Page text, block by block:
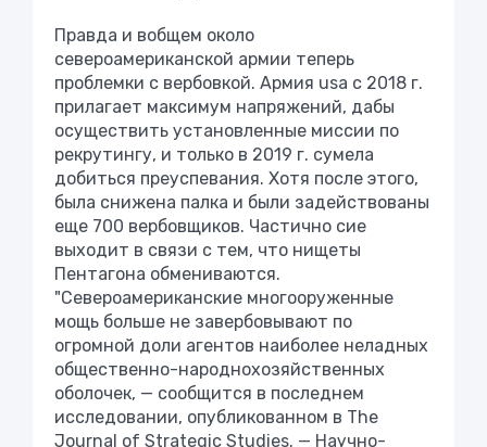
Правда и вобщем около
североамериканской армии теперь
проблемки с вербовкой. Армия usа с 2018 г.
прилагает максимум напряжений, дабы
осуществить установленные миссии по
рекрутингу, и только в 2019 г. сумела
добиться преуспевания. Хотя после этого,
была снижена палка и были задействованы
еще 700 вербовщиков. Частично сие
выходит в связи с тем, что нищеты
Пентагона обмениваются.
"Североамериканские многооруженные
мощь больше не завербовывают по
огромной доли агентов наиболее неладных
общественно-народнохозяйственных
оболочек, — сообщится в последнем
исследовании, опубликованном в The
Journal of Strategic Studies. — Научно-